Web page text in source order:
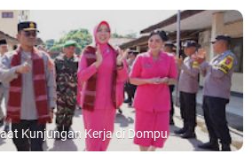
Kunjungan Kerja di Dompu